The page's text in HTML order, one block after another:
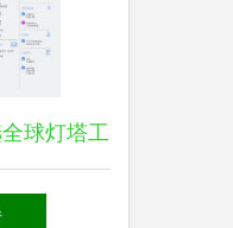
球灯塔工
献最多